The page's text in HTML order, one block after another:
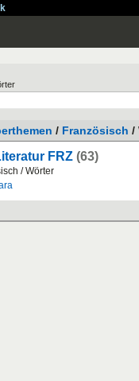
/ Französisch /
FRZ (63)
/Wörter